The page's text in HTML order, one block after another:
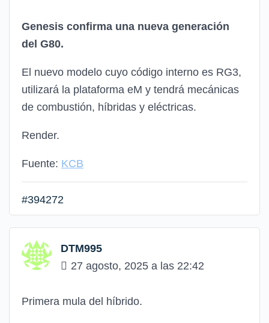
Genesis confirma una nueva generación
del G80.
El nuevo modelo cuyo código interno es RG3,
utilizará la plataforma eM y tendrá mecánicas
de combustión, híbridas y eléctricas.
Render.
Fuente: KCB
#394272
DTM995
27 agosto, 2025 a las 22:42
Primera mula del híbrido.